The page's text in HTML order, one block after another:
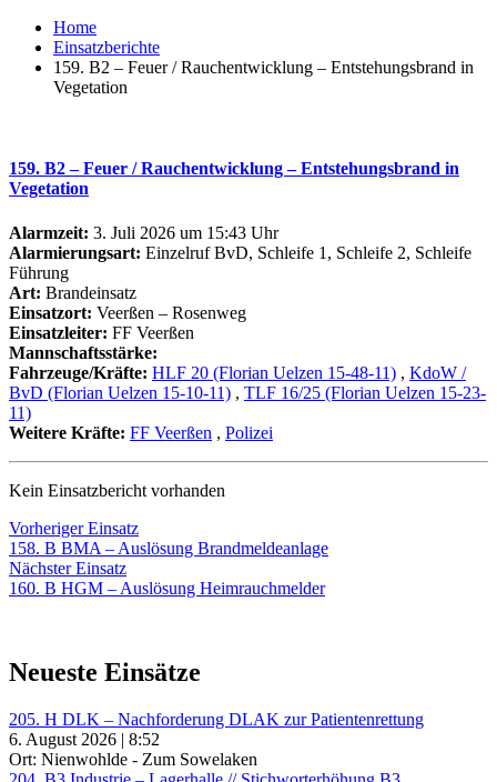
Home
Einsatzberichte
159. B2 – Feuer / Rauchentwicklung – Entstehungsbrand in
Vegetation
159. B2 – Feuer / Rauchentwicklung – Entstehungsbrand in
Vegetation
Alarmzeit: 3. Juli 2026 um 15:43 Uhr
Alarmierungsart: Einzelruf BvD, Schleife 1, Schleife 2, Schleife
Führung
Art: Brandeinsatz
Einsatzort: Veerßen – Rosenweg
Einsatzleiter: FF Veerßen
Mannschaftsstärke:
Fahrzeuge/Kräfte: HLF 20 (Florian Uelzen 15-48-11) , KdoW /
BvD (Florian Uelzen 15-10-11) , TLF 16/25 (Florian Uelzen 15-23-
11)
Weitere Kräfte: FF Veerßen , Polizei
Kein Einsatzbericht vorhanden
Beitragsnavigation
Vorheriger EinsatzVorheriger
Einsatz:
158. B BMA – Auslösung Brandmeldeanlage
Nächster EinsatzNächster
Einsatz:
160. B HGM – Auslösung Heimrauchmelder
Neueste Einsätze
205. H DLK – Nachforderung DLAK zur Patientenrettung
6. August 2026 | 8:52
Ort: Nienwohlde - Zum Sowelaken